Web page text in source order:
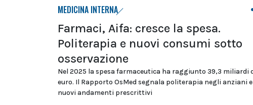
MEDICINA INTERNA
Farmaci, Aifa: cresce la spesa.
Politerapia e nuovi consumi sotto
osservazione
Nel 2025 la spesa farmaceutica ha raggiunto 39,3 miliardi
euro. Il Rapporto OsMed segnala politerapia negli anziani e
nuovi andamenti prescrittivi